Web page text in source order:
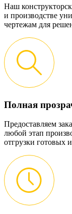
Наш
и производстве
чертежам для
Полная
Предоставляем
любой этап
отгрузки готовых